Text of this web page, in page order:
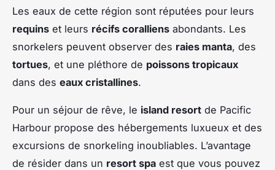
Les eaux de cette région sont réputées pour leurs
requins et leurs récifs coralliens abondants. Les
snorkelers peuvent observer des raies manta, des
tortues, et une pléthore de poissons tropicaux
dans des eaux cristallines.
Pour un séjour de rêve, le island resort de Pacific
Harbour propose des hébergements luxueux et des
excursions de snorkeling inoubliables. L’avantage
de résider dans un resort spa est que vous pouvez